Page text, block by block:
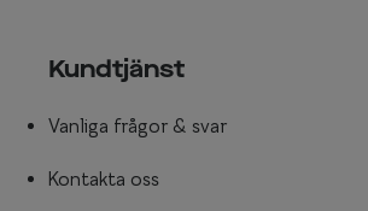
Kundtjänst
Vanliga frågor & svar
Kontakta oss